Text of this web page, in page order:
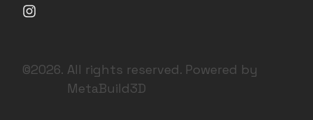
©2026. All rights reserved. Powered by
MetaBuild3D